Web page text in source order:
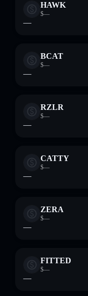
HAWK
$—
—
BCAT
$—
—
RZLR
$—
—
CATTY
$—
—
ZERA
$—
—
FITTED
$—
—